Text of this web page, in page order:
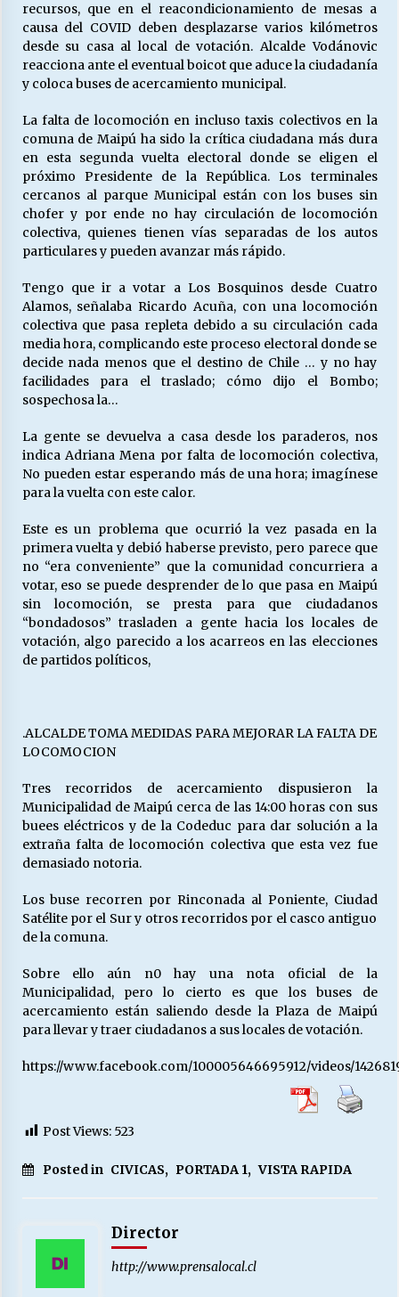
16/06/2026
MUNICIPALIDADES, HONORARIOS, DESPIDOS
Releyendo la Rerum Novarum a 135 años. “La
cuestión social hoy”.
16/05/2026
S.O.S. a los ricos, Save Our Souls (Salvar
Nuestras Almas)
¿Asesores con doble sueldo?
18/04/2026
recursos, que en el reacondicionamiento de mesas a
causa del COVID deben desplazarse varios kilómetros
desde su casa al local de votación. Alcalde Vodánovic
reacciona ante el eventual boicot que aduce la ciudadanía
y coloca buses de acercamiento municipal.
La falta de locomoción en incluso taxis colectivos en la
comuna de Maipú ha sido la crítica ciudadana más dura
en esta segunda vuelta electoral donde se eligen el
próximo Presidente de la República. Los terminales
cercanos al parque Municipal están con los buses sin
chofer y por ende no hay circulación de locomoción
colectiva, quienes tienen vías separadas de los autos
particulares y pueden avanzar más rápido.
Tengo que ir a votar a Los Bosquinos desde Cuatro
Alamos, señalaba Ricardo Acuña, con una locomoción
colectiva que pasa repleta debido a su circulación cada
media hora, complicando este proceso electoral donde se
decide nada menos que el destino de Chile … y no hay
facilidades para el traslado; cómo dijo el Bombo;
sospechosa la…
La gente se devuelva a casa desde los paraderos, nos
indica Adriana Mena por falta de locomoción colectiva,
No pueden estar esperando más de una hora; imagínese
para la vuelta con este calor.
Este es un problema que ocurrió la vez pasada en la
primera vuelta y debió haberse previsto, pero parece que
no “era conveniente” que la comunidad concurriera a
votar, eso se puede desprender de lo que pasa en Maipú
sin locomoción, se presta para que ciudadanos
“bondadosos” trasladen a gente hacia los locales de
votación, algo parecido a los acarreos en las elecciones
de partidos políticos,
.ALCALDE TOMA MEDIDAS PARA MEJORAR LA FALTA DE
LOCOMOCION
Tres recorridos de acercamiento dispusieron la
Municipalidad de Maipú cerca de las 14:00 horas con sus
buees eléctricos y de la Codeduc para dar solución a la
extraña falta de locomoción colectiva que esta vez fue
demasiado notoria.
Los buse recorren por Rinconada al Poniente, Ciudad
Satélite por el Sur y otros recorridos por el casco antiguo
de la comuna.
Sobre ello aún n0 hay una nota oficial de la
Municipalidad, pero lo cierto es que los buses de
acercamiento están saliendo desde la Plaza de Maipú
para llevar y traer ciudadanos a sus locales de votación.
https://www.facebook.com/100005646695912/videos/
Post Views: 523
Posted in CIVICAS, PORTADA 1, VISTA RAPIDA
Director
http://www.prensalocal.cl